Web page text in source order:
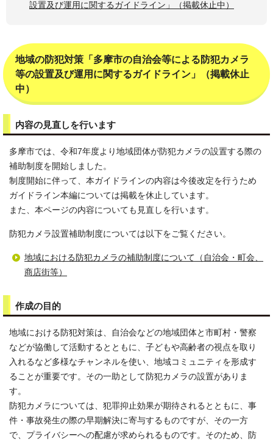
設置及び運用に関するガイドライン」（掲載休止中）
地域の防犯対策「多摩市の自治会等による防犯カメラ
等の設置及び運用に関するガイドライン」（掲載休止
中）
内容の見直しを行います
多摩市では、令和7年度より地域団体が防犯カメラの設置する際の
補助制度を開始しました。
制度開始に伴って、本ガイドラインの内容は今後改定を行うため
ガイドライン本編については掲載を休止しています。
また、本ページの内容についても見直しを行います。
防犯カメラ設置補助制度については以下をご覧ください。
地域における防犯カメラの補助制度について（自治会・町会、
商店街等）
作成の目的
地域における防犯対策は、自治会などの地域団体と市町村・警察
などが協働して活動するとともに、子どもや高齢者の視点を取り
入れるなど多様なチャンネルを使い、地域コミュニティを形成す
ることが重要です。その一助として防犯カメラの設置がありま
す。
防犯カメラについては、犯罪抑止効果が期待されるとともに、事
件・事故発生の際の早期解決に寄与するものですが、その一方
で、プライバシーへの配慮が求められるものです。そのため、防